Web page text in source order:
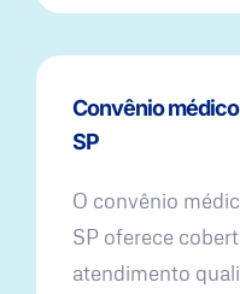
Convênio
SP
O convênio
SP oferece
atendimento